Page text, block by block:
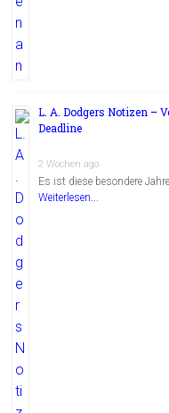
L. A. Dodgers Notizen –
Deadline
2 Wochen ago
Es ist diese besondere
Weiterlesen...